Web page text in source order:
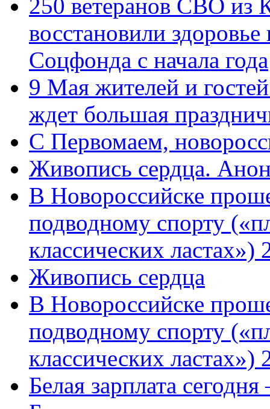
250 ветеранов СВО из
восстановили
Соцфонда с начала года
9 Мая жителей и
ждет большая
C Первомаем,
Живопись сердца.
В Новороссийске
подводному спорту
классических
Живопись сердца
В Новороссийске
подводному спорту
классических ластах»)
Белая зарплата